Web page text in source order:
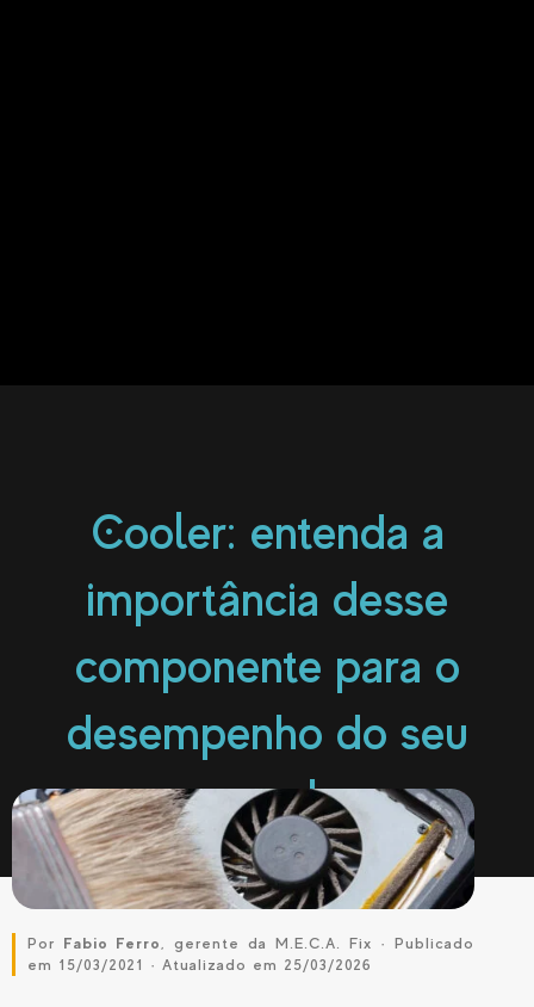
Cooler: entenda a
importância desse
componente para o
desempenho do seu
console
Por Fabio Ferro
, gerente da M.E.C.A. Fix · Publicado
em 15/03/2021 · Atualizado em 25/03/2026